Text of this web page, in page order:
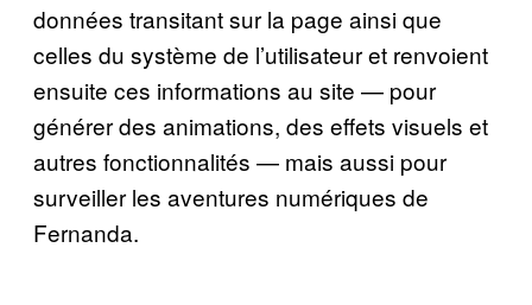
données transitant sur la page ainsi que
celles du système de l’utilisateur et renvoient
ensuite ces informations au site — pour
générer des animations, des effets visuels et
autres fonctionnalités — mais aussi pour
surveiller les aventures numériques de
Fernanda.